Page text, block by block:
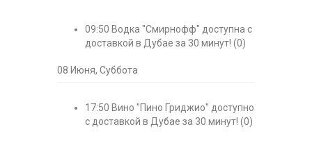
09:50 Водка "Смирнофф" доступна с
доставкой в Дубае за 30 минут! (0)
08 Июня, Суббота
17:50 Вино "Пино Гриджио" доступно
с доставкой в Дубае за 30 минут! (0)